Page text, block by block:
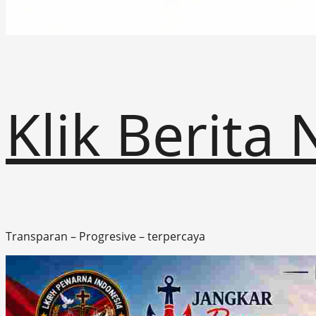
Klik Berita
Transparan – Progresive – terpercaya